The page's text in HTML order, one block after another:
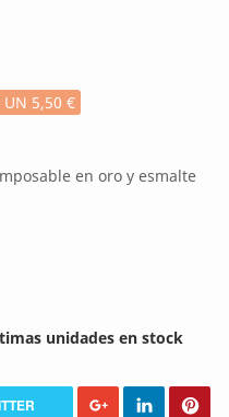
UN 5,50 €
en oro y esmalte
unidades en stock